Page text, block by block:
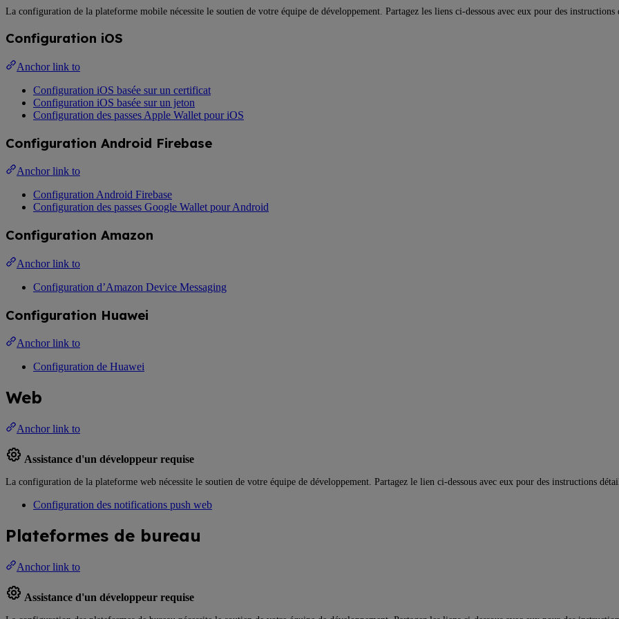
La configuration de la plateforme mobile nécessite le soutien de votre équipe de développement. Partagez les liens ci-dessous avec eux pour des instructions
Configuration iOS
Anchor link to
Configuration iOS basée sur un certificat
Configuration iOS basée sur un jeton
Configuration des passes Apple Wallet pour iOS
Configuration Android Firebase
Anchor link to
Configuration Android Firebase
Configuration des passes Google Wallet pour Android
Configuration Amazon
Anchor link to
Configuration d’Amazon Device Messaging
Configuration Huawei
Anchor link to
Configuration de Huawei
Web
Anchor link to
Assistance d'un développeur requise
La configuration de la plateforme web nécessite le soutien de votre équipe de développement. Partagez le lien ci-dessous avec eux pour des instructions
Configuration des notifications push web
Plateformes de bureau
Anchor link to
Assistance d'un développeur requise